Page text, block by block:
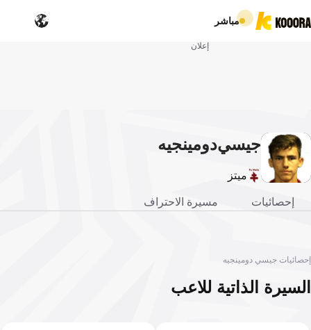
مباشر
إعلان
جيسيدومينجيه
ميتز
إحصائيات مسيرة الاحتراف
إحصائيات جيسي دومينجيه
السيرة الذاتية للاعب